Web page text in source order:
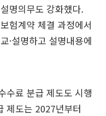
명의무도 강화했다.
험계약 체결 과정에서
·설명하고 설명내용에
수료 분급 제도도 시행
제도는 2027년부터